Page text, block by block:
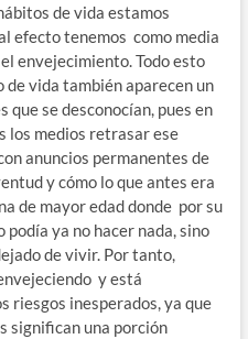
de vida estamos
efecto tenemos como media
envejecimiento. Todo esto
vida también aparecen un
que se desconocían, pues en
medios retrasar ese
anuncios permanentes de
y cómo lo que antes era
de mayor edad donde por su
ya no hacer nada, sino
de vivir. Por tanto,
y está
riesgos inesperados, ya que
significan una porción